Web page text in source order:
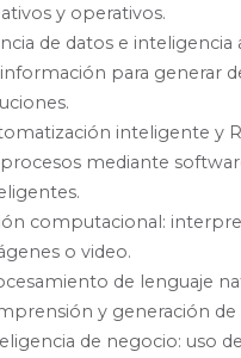
y operativos.
de datos e inteligencia
para generar
inteligente y
mediante
computacional:
o video.
de lenguaje
y generación
de negocio: uso